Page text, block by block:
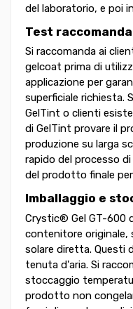
del laboratorio, e poi
Test
Si raccomanda ai
gelcoat prima di
applicazione per
superficiale richiesta.
GelTint o clienti
di GelTint provare il
produzione su larga
rapido del processo
del prodotto finale
Imballaggio e
Crystic® Gel GT-600
contenitore originale,
solare diretta. Questi
tenuta d'aria. Si
stoccaggio
prodotto non